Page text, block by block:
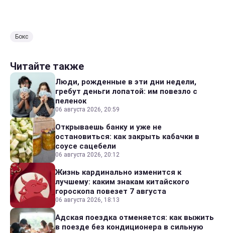
Бокс
Читайте также
Люди, рожденные в эти дни недели,
гребут деньги лопатой: им повезло с
пеленок
06 августа 2026, 20:59
Открываешь банку и уже не
остановиться: как закрыть кабачки в
соусе сацебели
06 августа 2026, 20:12
Жизнь кардинально изменится к
лучшему: каким знакам китайского
гороскопа повезет 7 августа
06 августа 2026, 18:13
Адская поездка отменяется: как выжить
в поезде без кондиционера в сильную